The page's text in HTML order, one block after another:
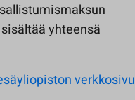
yhteensä
verkkosivu